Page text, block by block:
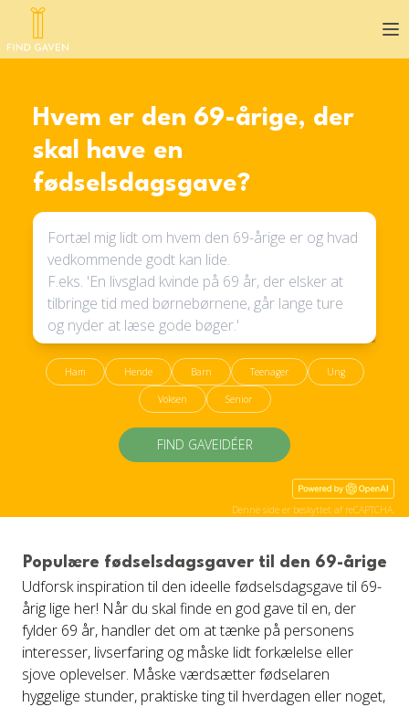
Hvem er den 69-årige, der
skal have en
fødselsdagsgave?
Ham Hende Barn Teenager Ung
Voksen Senior
FIND GAVEIDÉER
Denne side er beskyttet af reCAPTCHA.
Populære fødselsdagsgaver til den 69-årige
Udforsk inspiration til den ideelle fødselsdagsgave til 69-
årig lige her! Når du skal finde en god gave til en, der
fylder 69 år, handler det om at tænke på personens
interesser, livserfaring og måske lidt forkælelse eller
sjove oplevelser. Måske værdsætter fødselaren
hyggelige stunder, praktiske ting til hverdagen eller noget,